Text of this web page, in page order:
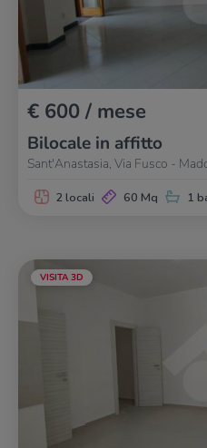
€ 600 / mese
Bilocale in affitto
Sant'Anastasia, Via Fusco -
2 locali 60 Mq 1
VISITA 3D